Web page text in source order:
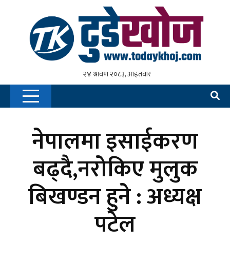
नेपालमा इसाईकरण
बढ्दै,नरोकिए मुलुक
बिखण्डन हुने : अध्यक्ष
पटेल